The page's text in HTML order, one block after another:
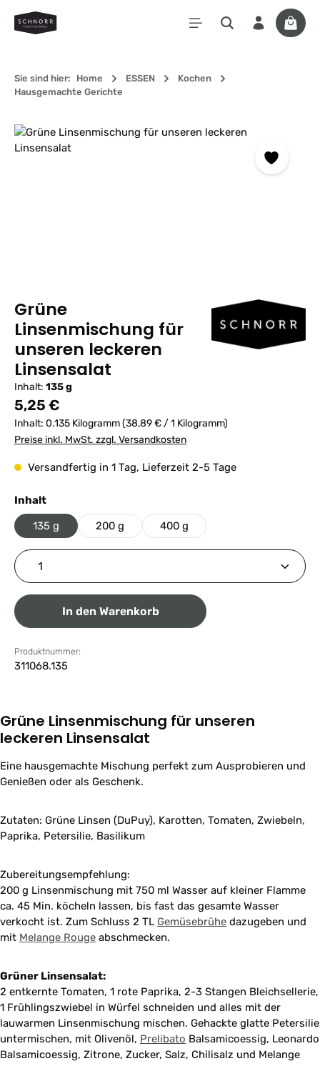
Zum Hauptinhalt springen
Sie sind hier: Home ESSEN
Kochen
Hausgemachte Gerichte
Bildergalerie überspringen
Grüne
Linsenmischung für
unseren leckeren
Linsensalat
Inhalt: 135 g
Regulärer Preis:
5,25 €
Inhalt: 0.135 Kilogramm(38,89 € / 1 Kilogramm)
Preise inkl. MwSt. zzgl. Versandkosten
Versandfertig in 1 Tag, Lieferzeit 2-5 Tage
Inhaltauswählen
135 g 200 g 400 g
Produkt Anzahl: Gib den gewünschten Wert ein
In den Warenkorb
Produktnummer:
311068.135
Grüne Linsenmischung für unseren
leckeren Linsensalat
Eine hausgemachte Mischung perfekt zum Ausprobieren und
Genießen oder als Geschenk.
Zutaten: Grüne Linsen (DuPuy), Karotten, Tomaten, Zwiebeln,
Paprika, Petersilie, Basilikum
Zubereitungsempfehlung:
200 g Linsenmischung mit 750 ml Wasser auf kleiner Flamme
ca. 45 Min. köcheln lassen, bis fast das gesamte Wasser
verkocht ist. Zum Schluss 2 TL Gemüsebrühe dazugeben und
mit Melange Rouge abschmecken.
Grüner Linsensalat:
2 entkernte Tomaten, 1 rote Paprika, 2-3 Stangen Bleichsellerie,
1 Frühlingszwiebel in Würfel schneiden und alles mit der
lauwarmen Linsenmischung mischen. Gehackte glatte Petersilie
untermischen, mit Olivenöl, Prelibato Balsamicoessig, Leonardo
Balsamicoessig, Zitrone, Zucker, Salz, Chilisalz und Melange